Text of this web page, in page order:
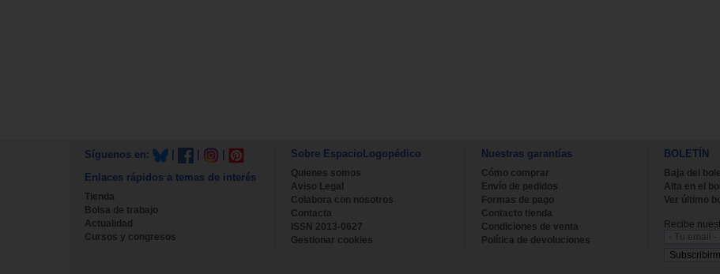
Síguenos en:
Enlaces rápidos a temas de interés
Tienda
Bolsa de trabajo
Actualidad
Cursos y congresos
Sobre EspacioLogopédico
Quienes somos
Aviso Legal
Colabora con nosotros
Contacta
ISSN 2013-0627
Gestionar cookies
Nuestras garantías
Cómo comprar
Envío de pedidos
Formas de pago
Contacto tienda
Condiciones de venta
Política de devoluciones
BOLETÍN
Baja del
Alta en el
Ver último
Recibe